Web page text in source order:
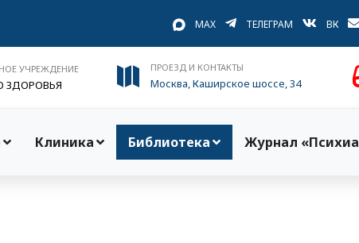
MAX ТЕЛЕГРАМ ВК
УЧРЕЖДЕНИЕ
ЗДОРОВЬЯ
ПРОЕЗД И КОНТАКТЫ
Москва, Каширское шоссе, 34
Клиника Библиотека Журнал